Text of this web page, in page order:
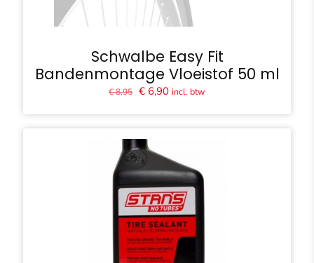
Schwalbe Easy Fit
Bandenmontage Vloeistof 50 ml
€8,95 Oorspronkelijke
€ 6,90Huidige
incl. btw